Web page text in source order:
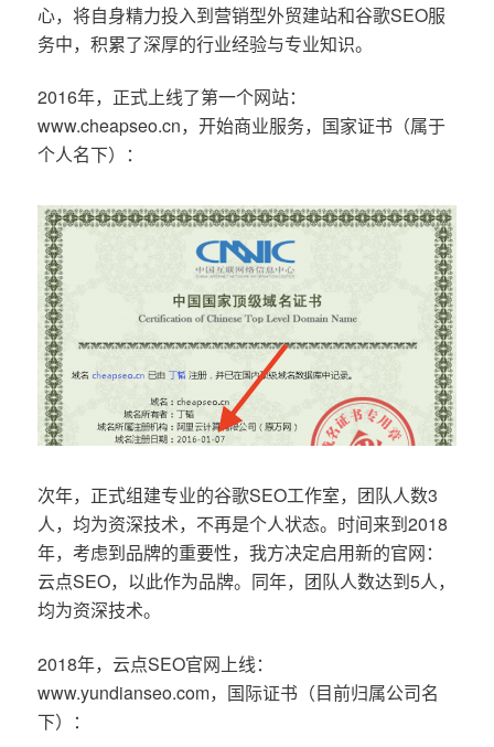
心，将自身精力投入到营销型外贸建站和谷歌SEO服
务中，积累了深厚的行业经验与专业知识。
2016年，正式上线了第一个网站：
www.cheapseo.cn，开始商业服务，国家证书（属于
个人名下）：
次年，正式组建专业的谷歌SEO工作室，团队人数3
人，均为资深技术，不再是个人状态。时间来到2018
年，考虑到品牌的重要性，我方决定启用新的官网：
云点SEO，以此作为品牌。同年，团队人数达到5人，
均为资深技术。
2018年，云点SEO官网上线：
www.yundianseo.com，国际证书（目前归属公司名
下）：